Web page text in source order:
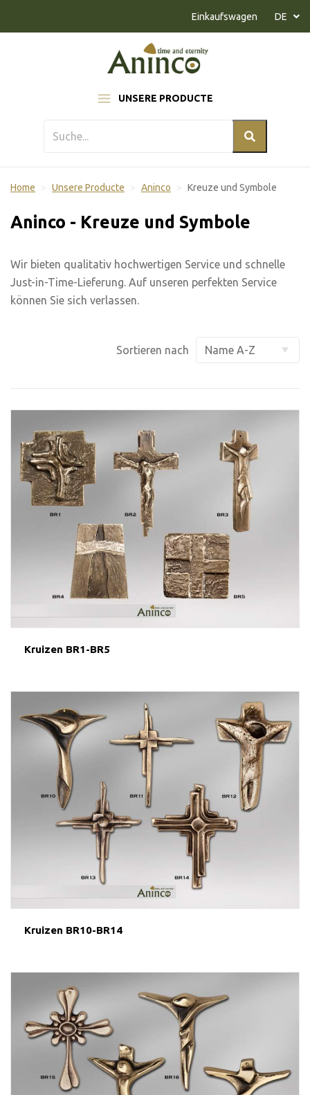
UNSERE PRODUCTE
Einkaufswagen DE
Home Unsere Producte Aninco Kreuze und Symbole
Aninco - Kreuze und Symbole
Wir bieten qualitativ hochwertigen Service und schnelle
Just-in-Time-Lieferung. Auf unseren perfekten Service
können Sie sich verlassen.
Sortieren nach
Kruizen BR1-BR5
Kruizen BR10-BR14